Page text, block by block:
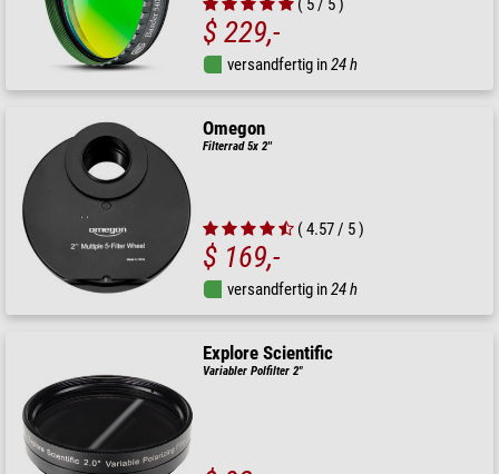
$ 229,-
versandfertig in24 h
Omegon
Filterrad 5x 2''
( 4.57 / 5 )
$ 169,-
versandfertig in24 h
Explore Scientific
Variabler Polfilter 2"